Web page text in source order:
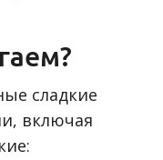
сладкие
включая